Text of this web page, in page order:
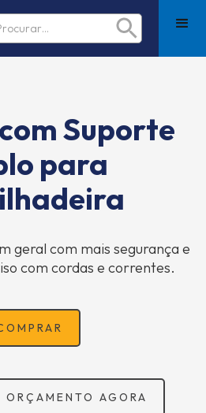
Suporte
para
geral com mais segurança e
com cordas e correntes.
AGORA